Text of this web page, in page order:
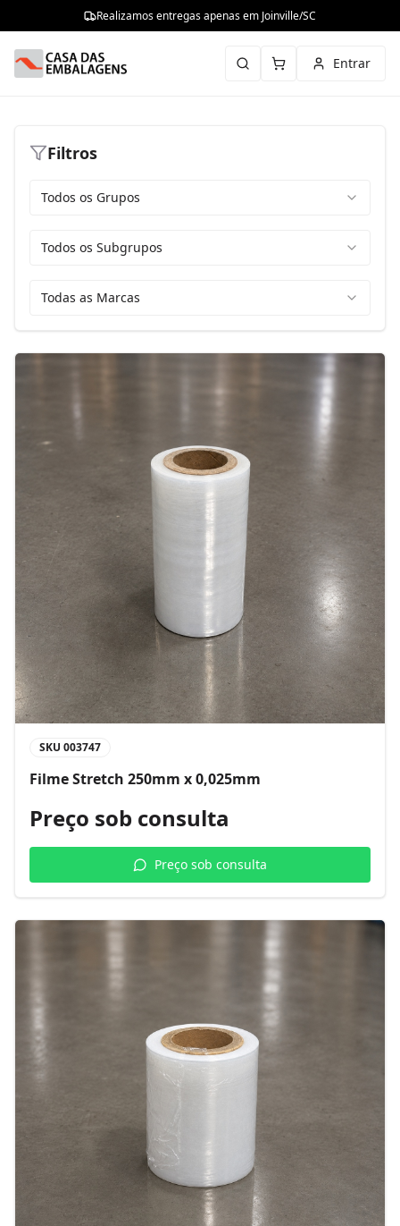
Realizamos entregas apenas em Joinville/SC
Entrar
Filtros
Todos os Grupos
Todos os Subgrupos
Todas as Marcas
SKU 003747
Filme Stretch 250mm x 0,025mm
Preço sob consulta
Preço sob consulta